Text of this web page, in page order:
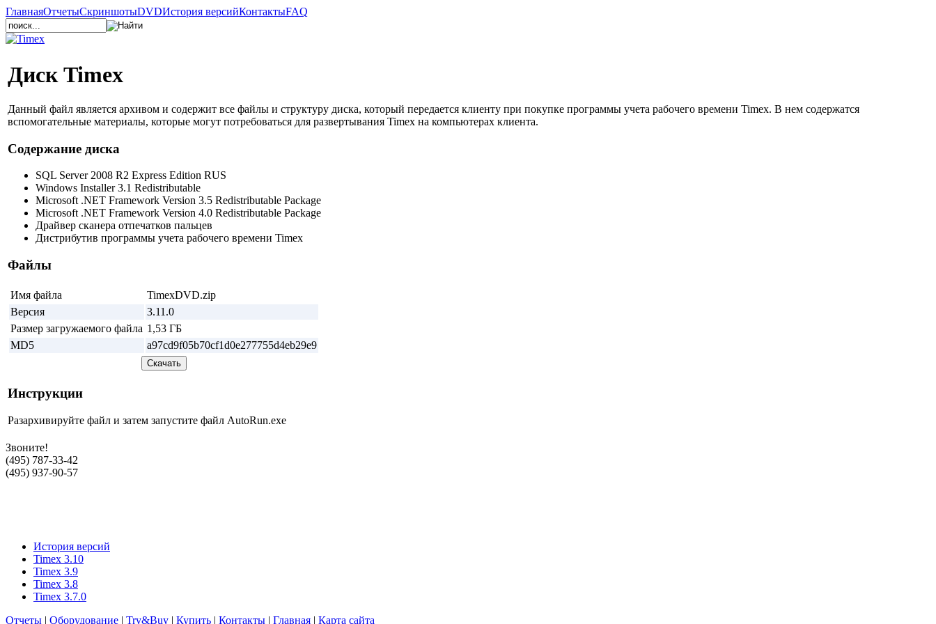
ГлавнаяОтчетыСкриншотыDVDИстория версийКонтактыFAQ
Диск Timex
Данный файл является архивом и содержит все файлы и структуру диска, который передается клиенту при покупке программы учета рабочего времени Timex. В нем содержатся
вспомогательные материалы, которые могут потребоваться для развертывания Timex на компьютерах клиента.
Содержание диска
SQL Server 2008 R2 Express Edition RUS
Windows Installer 3.1 Redistributable
Microsoft .NET Framework Version 3.5 Redistributable Package
Microsoft .NET Framework Version 4.0 Redistributable Package
Драйвер сканера отпечатков пальцев
Дистрибутив программы учета рабочего времени Timex
Файлы
Имя файла
TimexDVD.zip
Версия
3.11.0
Размер загружаемого файла 1,53 ГБ
MD5
a97cd9f05b70cf1d0e277755d4eb29e9
Инструкции
Разархивируйте файл и затем запустите файл AutoRun.exe
Звоните!
(495) 787-33-42
(495) 937-90-57
История версий
Timex 3.10
Timex 3.9
Timex 3.8
Timex 3.7.0
Отчеты | Оборудование | Try&Buy | Купить | Контакты | Главная | Карта сайта